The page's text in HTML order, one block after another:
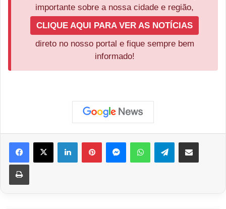
importante sobre a nossa cidade e região,
CLIQUE AQUI PARA VER AS NOTÍCIAS
direto no nosso portal e fique sempre bem
informado!
Facebook
X LinkedinPinterestMessengerWhatsAppTelegramCompartilhar via e-mail
Imprimir